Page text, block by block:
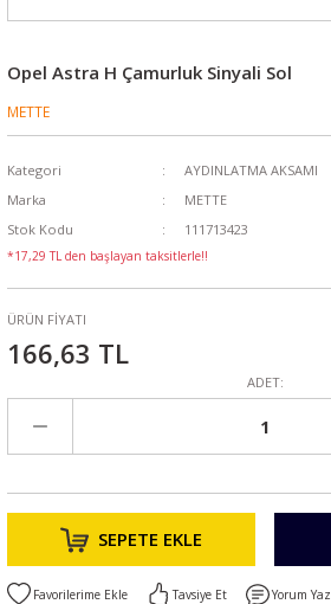
Opel Astra H Çamurluk Sinyali Sol
METTE
Kategori
AYDINLATMA AKSAMI
Marka
METTE
Stok Kodu
111713423
*17,29 TL den başlayan taksitlerle!!
ÜRÜN FİYATI
166,63 TL
ADET:
SEPETE EKLE
Tavsiye Et Yorum Yaz